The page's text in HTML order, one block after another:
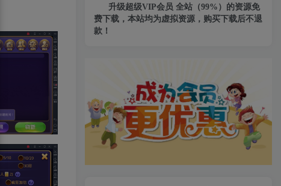
升级超级VIP会员 全站（99%）的资源免
费下载，本站均为虚拟资源，购买下载后不退
款！